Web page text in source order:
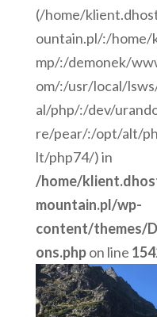
(/home/
ountain.pl/:/home/
mp/:/demonek/
om/:/usr/local/
al/php/:/dev/
re/pear/:/opt/alt/
lt/php74/) in
/home/
mountain.pl/wp-
content/themes/
ons.phpon line